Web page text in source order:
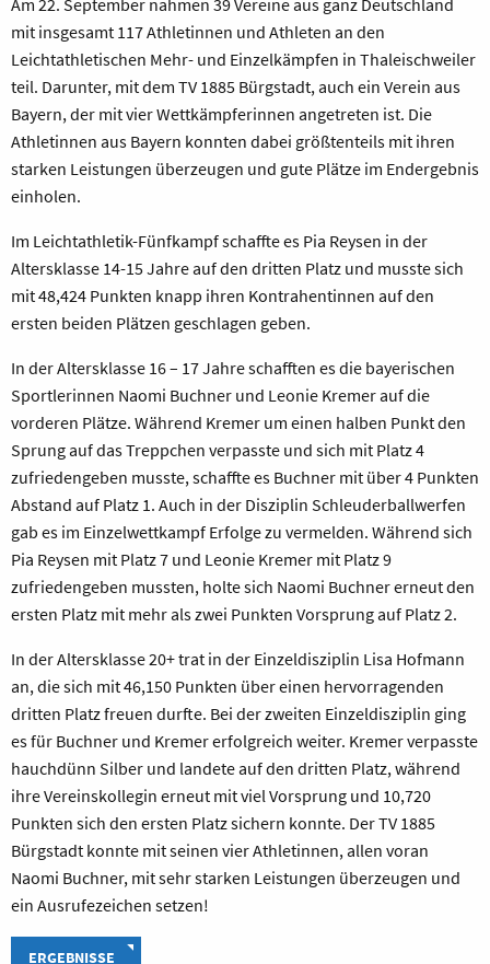
Am 22. September nahmen 39 Vereine aus ganz Deutschland
mit insgesamt 117 Athletinnen und Athleten an den
Leichtathletischen Mehr- und Einzelkämpfen in Thaleischweiler
teil. Darunter, mit dem TV 1885 Bürgstadt, auch ein Verein aus
Bayern, der mit vier Wettkämpferinnen angetreten ist. Die
Athletinnen aus Bayern konnten dabei größtenteils mit ihren
starken Leistungen überzeugen und gute Plätze im Endergebnis
einholen.
Im Leichtathletik-Fünfkampf schaffte es Pia Reysen in der
Altersklasse 14-15 Jahre auf den dritten Platz und musste sich
mit 48,424 Punkten knapp ihren Kontrahentinnen auf den
ersten beiden Plätzen geschlagen geben.
In der Altersklasse 16 – 17 Jahre schafften es die bayerischen
Sportlerinnen Naomi Buchner und Leonie Kremer auf die
vorderen Plätze. Während Kremer um einen halben Punkt den
Sprung auf das Treppchen verpasste und sich mit Platz 4
zufriedengeben musste, schaffte es Buchner mit über 4 Punkten
Abstand auf Platz 1. Auch in der Disziplin Schleuderballwerfen
gab es im Einzelwettkampf Erfolge zu vermelden. Während sich
Pia Reysen mit Platz 7 und Leonie Kremer mit Platz 9
zufriedengeben mussten, holte sich Naomi Buchner erneut den
ersten Platz mit mehr als zwei Punkten Vorsprung auf Platz 2.
In der Altersklasse 20+ trat in der Einzeldisziplin Lisa Hofmann
an, die sich mit 46,150 Punkten über einen hervorragenden
dritten Platz freuen durfte. Bei der zweiten Einzeldisziplin ging
es für Buchner und Kremer erfolgreich weiter. Kremer verpasste
hauchdünn Silber und landete auf den dritten Platz, während
ihre Vereinskollegin erneut mit viel Vorsprung und 10,720
Punkten sich den ersten Platz sichern konnte. Der TV 1885
Bürgstadt konnte mit seinen vier Athletinnen, allen voran
Naomi Buchner, mit sehr starken Leistungen überzeugen und
ein Ausrufezeichen setzen!
ERGEBNISSE